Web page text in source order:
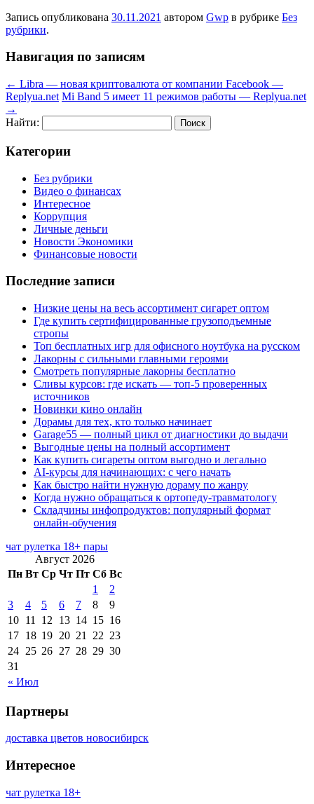
Запись опубликована 30.11.2021 автором Gwp в рубрике Без
рубрики.
Навигация по записям
← Libra — новая криптовалюта от компании Facebook —
Replyua.net Mi Band 5 имеет 11 режимов работы — Replyua.net
→
Найти:
Категории
Без рубрики
Видео о финансах
Интересное
Коррупция
Личные деньги
Новости Экономики
Финансовые новости
Последние записи
Низкие цены на весь ассортимент сигарет оптом
Где купить сертифицированные грузоподъемные
стропы
Топ бесплатных игр для офисного ноутбука на русском
Лакорны с сильными главными героями
Смотреть популярные лакорны бесплатно
Сливы курсов: где искать — топ-5 проверенных
источников
Новинки кино онлайн
Дорамы для тех, кто только начинает
Garage55 — полный цикл от диагностики до выдачи
Выгодные цены на полный ассортимент
Как купить сигареты оптом выгодно и легально
AI-курсы для начинающих: с чего начать
Как быстро найти нужную дораму по жанру
Когда нужно обращаться к ортопеду-травматологу
Складчины инфопродуктов: популярный формат
онлайн-обучения
чат рулетка 18+ пары
Август 2026
Пн Вт Ср Чт Пт Сб Вс
« Июл
1
2
3
4 5 6 7 8
9
10 11 12 13 14 15 16
17 18 19 20 21 22 23
24 25 26 27 28 29 30
31
Партнеры
доставка цветов новосибирск
Интересное
чат рулетка 18+